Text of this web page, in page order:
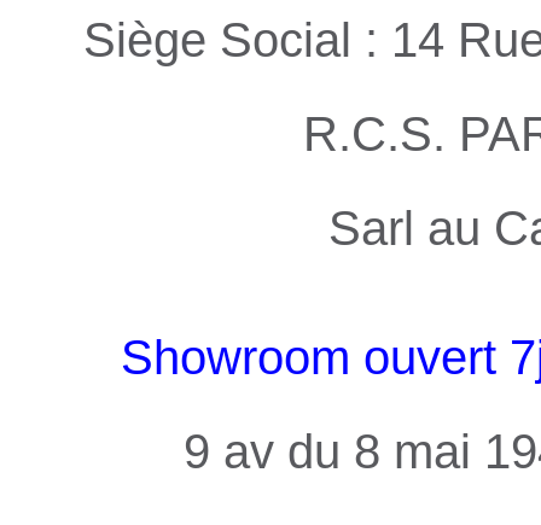
Siège Social : 14
R.C.S.
Sarl au
Showroom ouvert
9 av du 8 mai